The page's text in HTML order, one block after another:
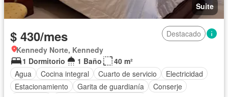
Suite
$ 430/mes
Destacado
Kennedy Norte, Kennedy
1 Dormitorio
1 Baño
40 m²
Agua
Cocina integral Cuarto de servicio
Electricidad
Estacionamiento
Garita de guardianía
Conserje